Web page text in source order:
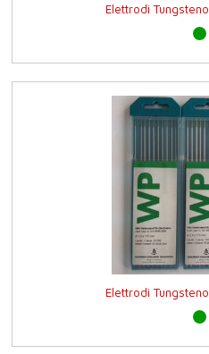
Elettrodi
Elettrodi